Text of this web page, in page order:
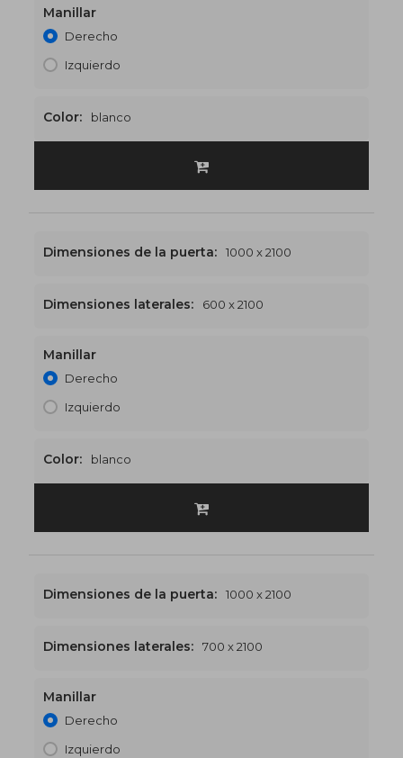
1500 x 2100
Manillar
Derecho
Izquierdo
Color: blanco
1600 x 2100
Dimensiones de la puerta: 1000 x 2100
Dimensiones laterales: 600 x 2100
Manillar
Derecho
Izquierdo
Color: blanco
1700 x 2100
Dimensiones de la puerta: 1000 x 2100
Dimensiones laterales: 700 x 2100
Manillar
Derecho
Izquierdo